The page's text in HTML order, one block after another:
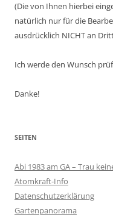
(Die von Ihnen hierbei
natürlich nur für die
ausdrücklich NICHT an
Ich werde den Wunsch
Danke!
SEITEN
Abi 1983 am GA – Trau
Atomkraft-Info
Datenschutzerklärung
Gartenpanorama